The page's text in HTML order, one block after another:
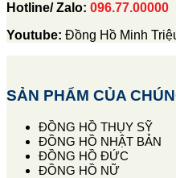
Hotline/ Zalo: 096.77.00000
Youtube: Đồng Hồ Minh
SẢN PHẨM CỦA
ĐỒNG HỒ THỤY SỸ
ĐỒNG HỒ NHẬT BẢN
ĐỒNG HỒ ĐỨC
ĐỒNG HỒ NỮ